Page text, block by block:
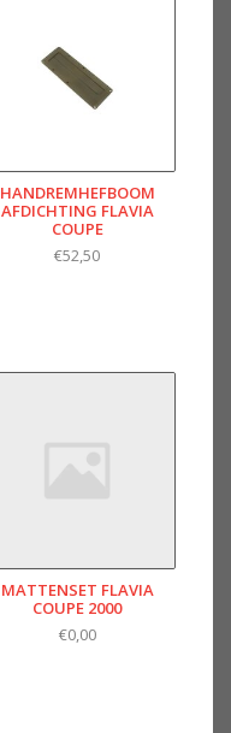
HANDREMHEFBOOM
AFDICHTING FLAVIA
COUPE
€52,50
MATTENSET FLAVIA
COUPE 2000
€0,00